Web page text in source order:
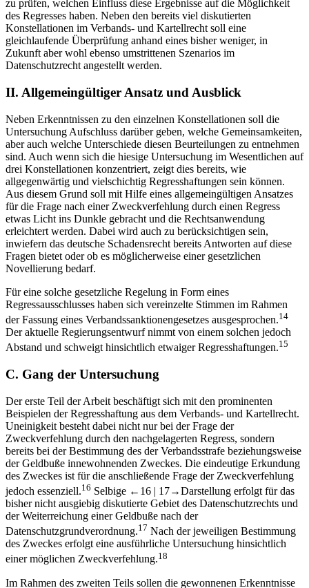
Verbandsstrafe und der Geldbuße zu untersuchen und im Anschluss
zu prüfen, welchen Einfluss diese Ergebnisse auf die Möglichkeit
des Regresses haben. Neben den bereits viel diskutierten
Konstellationen im Verbands- und Kartellrecht soll eine
gleichlaufende Überprüfung anhand eines bisher weniger, in
Zukunft aber wohl ebenso umstrittenen Szenarios im
Neben Erkenntnissen zu den einzelnen Konstellationen soll die
Untersuchung Aufschluss darüber geben, welche Gemeinsamkeiten,
aber auch welche Unterschiede diesen Beurteilungen zu entnehmen
sind. Auch wenn sich die hiesige Untersuchung im Wesentlichen auf
drei Konstellationen konzentriert, zeigt dies bereits, wie
allgegenwärtig und vielschichtig Regresshaftungen sein können.
Aus diesem Grund soll mit Hilfe eines allgemeingültigen Ansatzes
für die Frage nach einer Zweckverfehlung durch einen Regress
etwas Licht ins Dunkle gebracht und die Rechtsanwendung
erleichtert werden. Dabei wird auch zu berücksichtigen sein,
inwiefern das deutsche Schadensrecht bereits Antworten auf diese
Fragen bietet oder ob es möglicherweise einer gesetzlichen
Für eine solche gesetzliche Regelung in Form eines
Regressausschlusses haben sich vereinzelte Stimmen im Rahmen
der Fassung eines Verbandssanktionengesetzes ausgesprochen.14
Der aktuelle Regierungsentwurf nimmt von einem solchen jedoch
Der erste Teil der Arbeit beschäftigt sich mit den prominenten
Beispielen der Regresshaftung aus dem Verbands- und Kartellrecht.
Uneinigkeit besteht dabei nicht nur bei der Frage der
Zweckverfehlung durch den nachgelagerten Regress, sondern
bereits bei der Bestimmung des der Verbandsstrafe beziehungsweise
der Geldbuße innewohnenden Zweckes. Die eindeutige Erkundung
des Zweckes ist für die anschließende Frage der Zweckverfehlung
jedoch essenziell.16Selbige←16 |17→ Darstellung erfolgt für das
bisher nicht ausgiebig diskutierte Gebiet des Datenschutzrechts und
der Weiterreichung einer Geldbuße nach der
Datenschutzgrundverordnung.17Nach der jeweiligen Bestimmung
des Zweckes erfolgt eine ausführliche Untersuchung hinsichtlich